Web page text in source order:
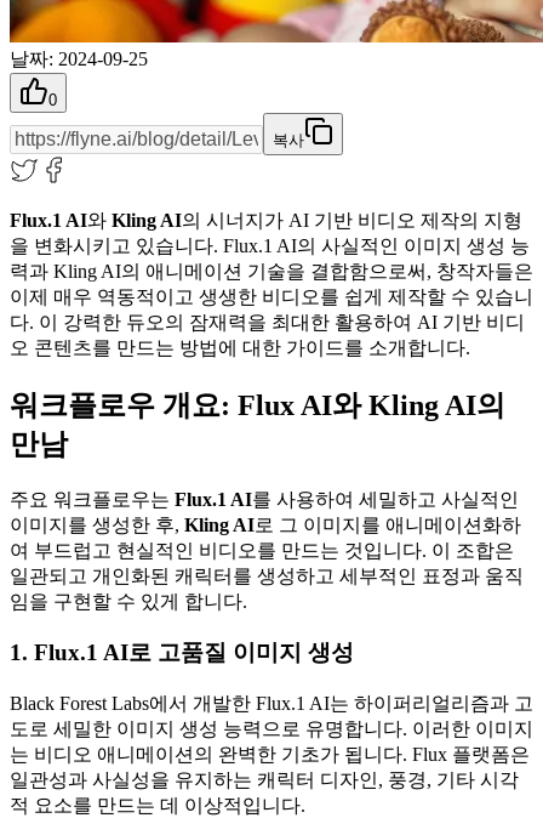
날짜: 2024-09-25
0
복사
Flux.1 AI와 Kling AI의 시너지가 AI 기반 비디오 제작의 지형
을 변화시키고 있습니다. Flux.1 AI의 사실적인 이미지 생성 능
력과 Kling AI의 애니메이션 기술을 결합함으로써, 창작자들은
이제 매우 역동적이고 생생한 비디오를 쉽게 제작할 수 있습니
다. 이 강력한 듀오의 잠재력을 최대한 활용하여 AI 기반 비디
오 콘텐츠를 만드는 방법에 대한 가이드를 소개합니다.
워크플로우 개요: Flux AI와 Kling AI의
만남
주요 워크플로우는 Flux.1 AI를 사용하여 세밀하고 사실적인
이미지를 생성한 후, Kling AI로 그 이미지를 애니메이션화하
여 부드럽고 현실적인 비디오를 만드는 것입니다. 이 조합은
일관되고 개인화된 캐릭터를 생성하고 세부적인 표정과 움직
임을 구현할 수 있게 합니다.
1. Flux.1 AI로 고품질 이미지 생성
Black Forest Labs에서 개발한 Flux.1 AI는 하이퍼리얼리즘과 고
도로 세밀한 이미지 생성 능력으로 유명합니다. 이러한 이미지
는 비디오 애니메이션의 완벽한 기초가 됩니다. Flux 플랫폼은
일관성과 사실성을 유지하는 캐릭터 디자인, 풍경, 기타 시각
적 요소를 만드는 데 이상적입니다.